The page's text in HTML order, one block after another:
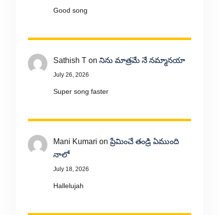
Good song
Sathish Ton నిను మాత్రమే నే నమ్మానయా
July 26, 2026
Super song faster
Mani Kumari onప్రేమించే తండ్రి ఏముంది
నాలో
July 18, 2026
Hallelujah